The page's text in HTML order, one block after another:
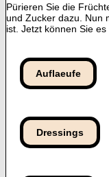
Pürieren Sie die
und Zucker dazu. Nun
ist. Jetzt können Sie es
Auflaeufe
Dressings